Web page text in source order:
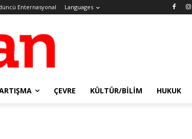
Enternasyonal Languages
ÇEVRE KÜLTÜR/BILIM HUKUK